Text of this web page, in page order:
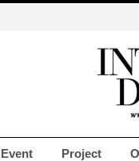
Event Project